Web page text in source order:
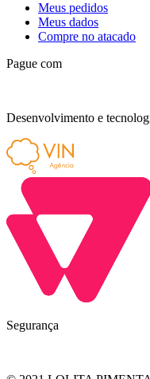
Meus pedidos
Meus dados
Compre no atacado
Pague com
Desenvolvimento e
Segurança